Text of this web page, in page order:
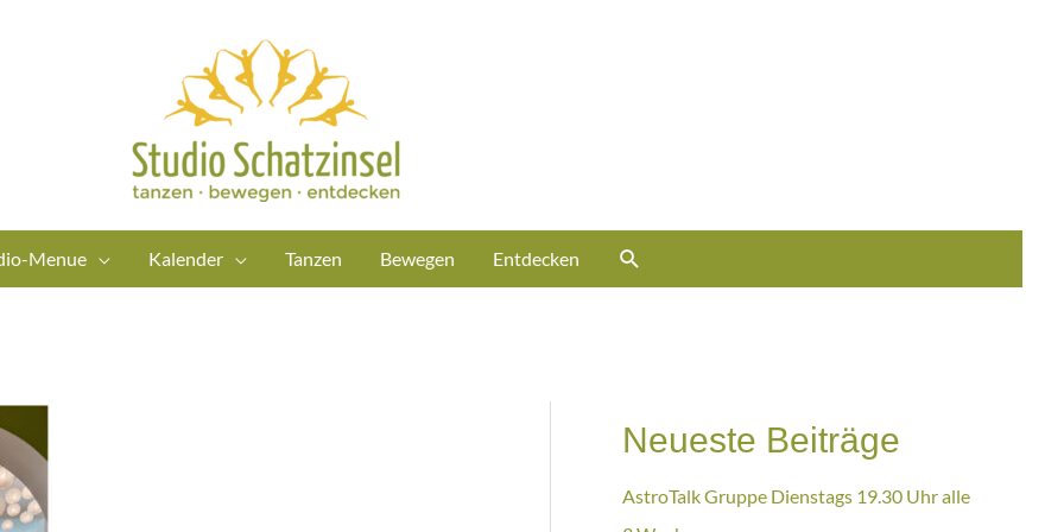
Menue Kalender Tanzen Bewegen Entdecken
Neueste Beiträge
AstroTalk Gruppe Dienstags 19.30 Uhr alle